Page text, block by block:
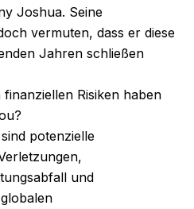
Joshua. Seine
vermuten, dass er diese
Jahren schließen
Risiken haben
potenzielle
und